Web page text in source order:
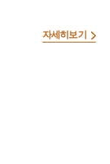
자세히보기